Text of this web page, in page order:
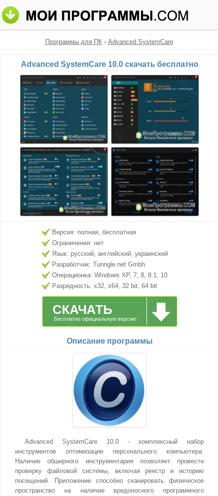
Программы для ПК› Advanced SystemCare
Advanced SystemCare 10.0 скачать бесплатно
Версия: полная, бесплатная
Ограничения: нет
Язык: русский, английский, украинский
Разработчик: Tunngle.net Gmbh
Операционка: Windows XP, 7, 8, 8.1, 10
Разрядность: x32, x64, 32 bit, 64 bit
СКАЧАТЬ
Бесплатно официальную версию
Описание программы
Advanced SystemCare 10.0 - комплексный набор
инструментов оптимизации персонального компьютера.
Наличие обширного инструментария позволяет провести
проверку файловой системы, включая реестр и историю
посещений. Приложение способно сканировать физическое
пространство на наличие вредоносного программного